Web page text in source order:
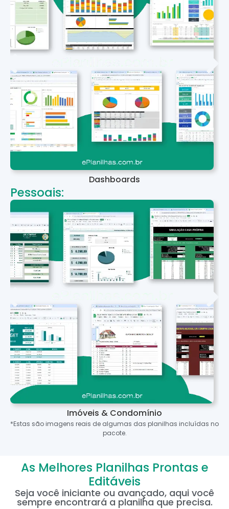
Dashboards
Pessoais:
Imóveis & Condomínio
*Estas são imagens reais de algumas das planilhas incluídas no
pacote.
As Melhores Planilhas Prontas e
Editáveis
Seja você iniciante ou avançado, aqui você
sempre encontrará a planilha que precisa.